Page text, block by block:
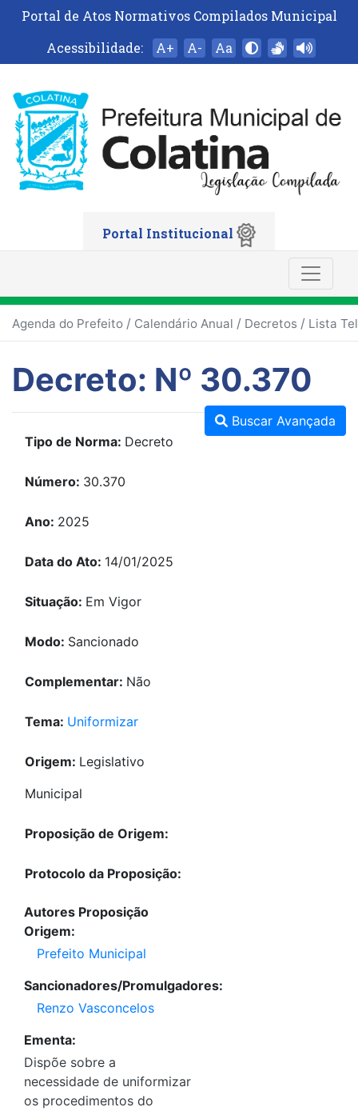
Portal de Atos Normativos Compilados Municipal
Acessibilidade:
A+ A- Aa
Portal Institucional
Agenda do Prefeito / Calendário Anual / Decretos / Lista
Decreto: Nº 30.370
Buscar Avançada
Tipo de Norma: Decreto
Número: 30.370
Ano: 2025
Data do Ato: 14/01/2025
Situação: Em Vigor
Modo: Sancionado
Complementar: Não
Tema: Uniformizar
Origem: Legislativo
Municipal
Proposição de Origem:
Protocolo da Proposição:
Autores Proposição
Origem:
Prefeito Municipal
Sancionadores/Promulgadores:
Renzo Vasconcelos
Ementa:
Dispõe sobre a
necessidade de uniformizar
os procedimentos do